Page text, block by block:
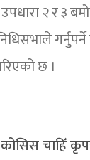
२ र ३
छ ।
चाहिँ